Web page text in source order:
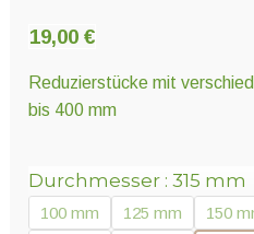
Saatgut
Ernte und Verarbeitung
19,00 €
Reduzierstücke mit
bis 400 mm
Durchmesser 315 mm
100 mm 125 mm 150